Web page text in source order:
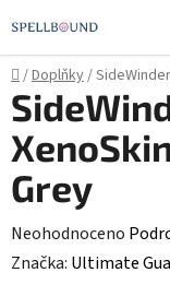
na
obsah
Domů
/Doplňky/
Grey
Průměrné
hodnocení
Neohodnoceno
Značka: Ultimate